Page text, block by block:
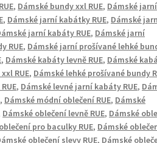
, Dámské bundy xxl RUE, Dámské
, Dámské jarní kabátky RUE, Dámské
jarní kabáty RUE, Dámské jarní
RUE, Dámské jarní prošívané lehké
, Dámské kabáty levně RUE, Dámské
RUE, Dámské lehké prošívané bundy
, Dámské levné jarní kabáty RUE,
, Dámské módní oblečení RUE, Dámské
Dámské oblečení levně RUE, Dámské
pro baculky RUE, Dámské
oblečení slevy RUE, Dámské